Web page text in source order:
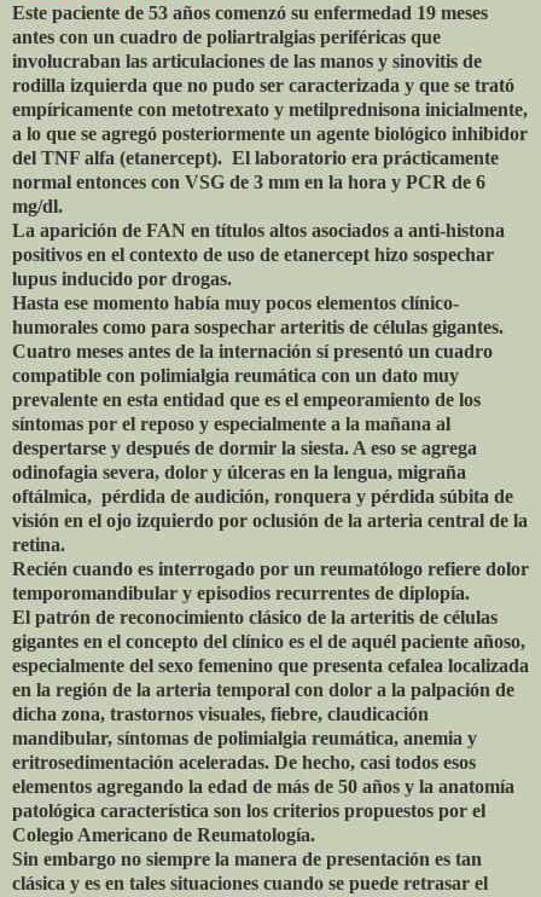
Este paciente de 53 años comenzó su enfermedad 19 meses
antes con un cuadro de poliartralgias periféricas que
involucraban las articulaciones de las manos y sinovitis de
rodilla izquierda que no pudo ser caracterizada y que se trató
empíricamente con metotrexato y metilprednisona inicialmente,
a lo que se agregó posteriormente un agente biológico inhibidor
del TNF alfa (etanercept). El laboratorio era prácticamente
normal entonces con VSG de 3 mm en la hora y PCR de 6
mg/dl.
La aparición de FAN en títulos altos asociados a anti-histona
positivos en el contexto de uso de etanercept hizo sospechar
lupus inducido por drogas.
Hasta ese momento había muy pocos elementos clínico-
humorales como para sospechar arteritis de células gigantes.
Cuatro meses antes de la internación sí presentó un cuadro
compatible con polimialgia reumática con un dato muy
prevalente en esta entidad que es el empeoramiento de los
síntomas por el reposo y especialmente a la mañana al
despertarse y después de dormir la siesta. A eso se agrega
odinofagia severa, dolor y úlceras en la lengua, migraña
oftálmica, pérdida de audición, ronquera y pérdida súbita de
visión en el ojo izquierdo por oclusión de la arteria central de la
retina.
Recién cuando es interrogado por un reumatólogo refiere dolor
temporomandibular y episodios recurrentes de diplopía.
El patrón de reconocimiento clásico de la arteritis de células
gigantes en el concepto del clínico es el de aquél paciente añoso,
especialmente del sexo femenino que presenta cefalea localizada
en la región de la arteria temporal con dolor a la palpación de
dicha zona, trastornos visuales, fiebre, claudicación
mandibular, síntomas de polimialgia reumática, anemia y
eritrosedimentación aceleradas. De hecho, casi todos esos
elementos agregando la edad de más de 50 años y la anatomía
patológica característica son los criterios propuestos por el
Colegio Americano de Reumatología.
Sin embargo no siempre la manera de presentación es tan
clásica y es en tales situaciones cuando se puede retrasar el